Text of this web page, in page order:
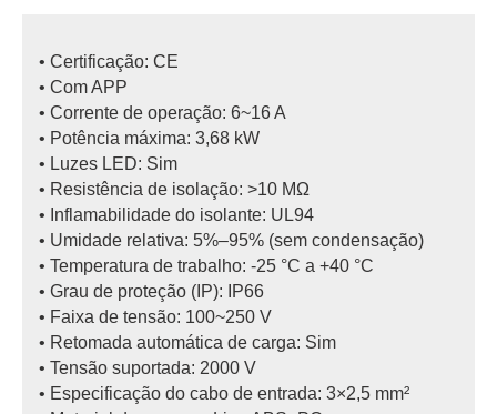
• Certificação: CE
• Com APP
• Corrente de operação: 6~16 A
• Potência máxima: 3,68 kW
• Luzes LED: Sim
• Resistência de isolação: >10 MΩ
• Inflamabilidade do isolante: UL94
• Umidade relativa: 5%–95% (sem condensação)
• Temperatura de trabalho: -25 °C a +40 °C
• Grau de proteção (IP): IP66
• Faixa de tensão: 100~250 V
• Retomada automática de carga: Sim
• Tensão suportada: 2000 V
• Especificação do cabo de entrada: 3×2,5 mm²